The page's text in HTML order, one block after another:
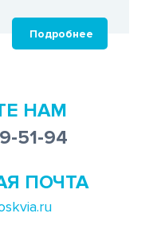
Подробнее
НАМ
51-94
ПОЧТА